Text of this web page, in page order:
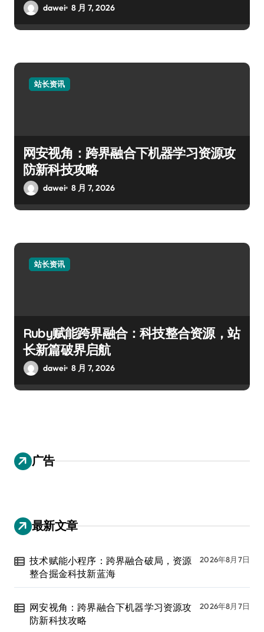
dawei 8 月 7, 2026
站长资讯
网安视角：跨界融合下机器学习资源攻
防新科技攻略
dawei 8 月 7, 2026
站长资讯
Ruby赋能跨界融合：科技整合资源，站
长新篇破界启航
dawei 8 月 7, 2026
广告
最新文章
技术赋能小程序：跨界融合破局，资源
整合掘金科技新蓝海
2026年8月7日
网安视角：跨界融合下机器学习资源攻
防新科技攻略
2026年8月7日